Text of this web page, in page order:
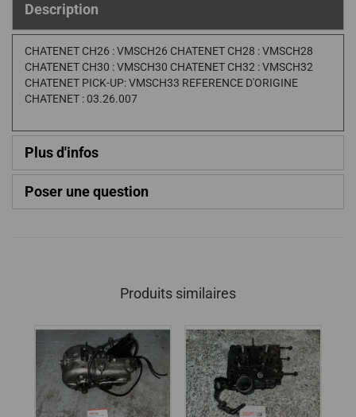
Description
CHATENET CH26 : VMSCH26 CHATENET CH28 : VMSCH28
CHATENET CH30 : VMSCH30 CHATENET CH32 : VMSCH32
CHATENET PICK-UP: VMSCH33 REFERENCE D'ORIGINE
CHATENET : 03.26.007
Plus d'infos
Poser une question
Produits similaires